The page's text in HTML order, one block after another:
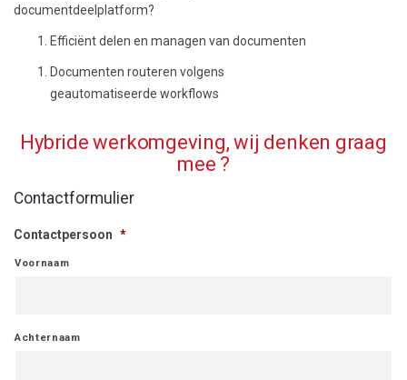
documentdeelplatform?
Efficiënt delen en managen van documenten
Documenten routeren volgens
geautomatiseerde workflows
Hybride werkomgeving, wij denken graag
mee ?
Contactformulier
Contactpersoon *
Voornaam
Achternaam